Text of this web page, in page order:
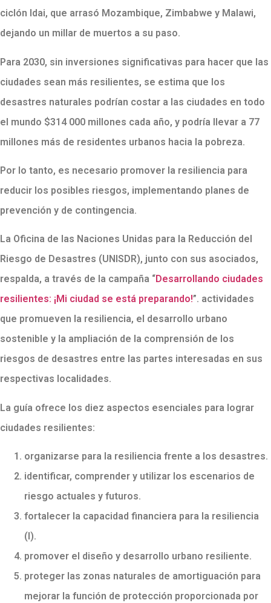
ciclón Idai, que arrasó Mozambique, Zimbabwe y Malawi,
dejando un millar de muertos a su paso.
Para 2030, sin inversiones significativas para hacer que las
ciudades sean más resilientes, se estima que los
desastres naturales podrían costar a las ciudades en todo
el mundo $314 000 millones cada año, y podría llevar a 77
millones más de residentes urbanos hacia la pobreza.
Por lo tanto, es necesario promover la resiliencia para
reducir los posibles riesgos, implementando planes de
prevención y de contingencia.
La Oficina de las Naciones Unidas para la Reducción del
Riesgo de Desastres (UNISDR), junto con sus asociados,
respalda, a través de la campaña “Desarrollando ciudades
resilientes: ¡Mi ciudad se está preparando!”. actividades
que promueven la resiliencia, el desarrollo urbano
sostenible y la ampliación de la comprensión de los
riesgos de desastres entre las partes interesadas en sus
respectivas localidades.
La guía ofrece los diez aspectos esenciales para lograr
ciudades resilientes:
organizarse para la resiliencia frente a los desastres.
identificar, comprender y utilizar los escenarios de
riesgo actuales y futuros.
fortalecer la capacidad financiera para la resiliencia
(I).
promover el diseño y desarrollo urbano resiliente.
proteger las zonas naturales de amortiguación para
mejorar la función de protección proporcionada por